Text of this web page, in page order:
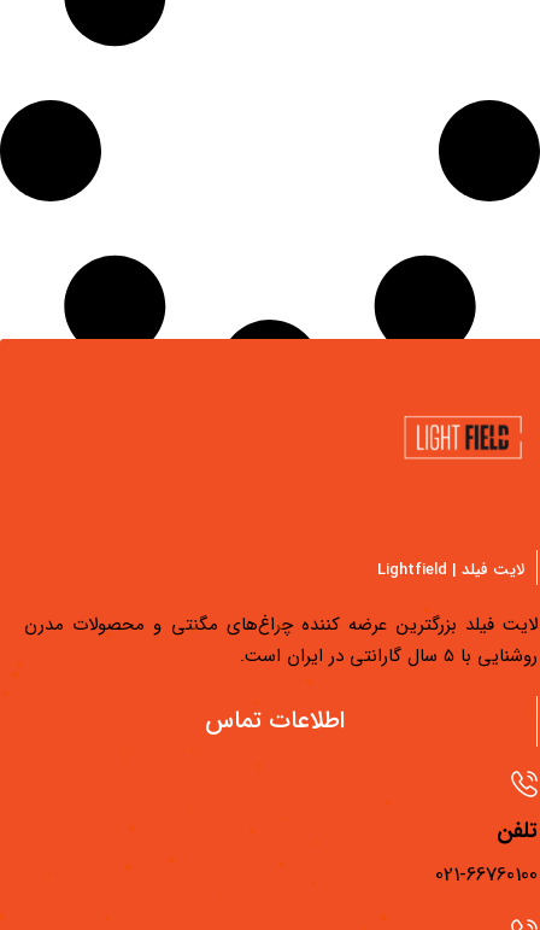
لایت فیلد | Lightfield
فیلد بزرگترین عرضه کننده چراغ‌های مگنتی و محصولات مدرن
با 5 سال گارانتی در ایران است.
اطلاعات تماس
021-
فیلم‌های آموزشی